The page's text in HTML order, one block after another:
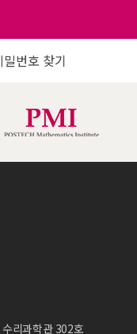
밀번호 찾기
리과학관 302호